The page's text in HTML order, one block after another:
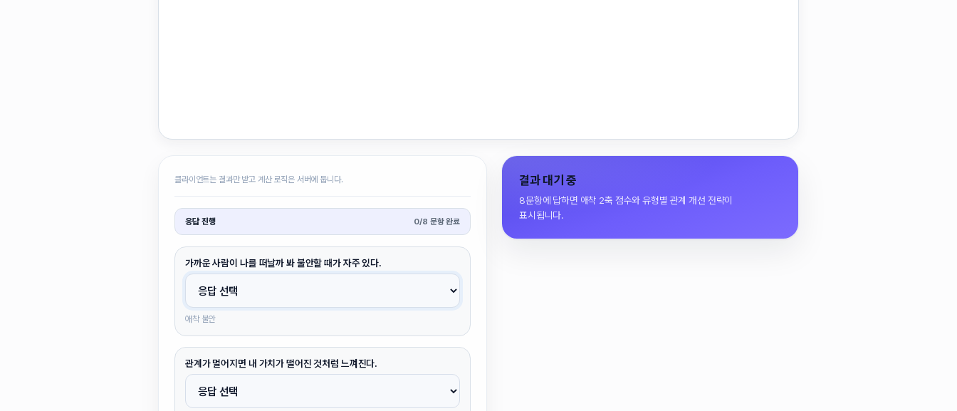
클라이언트는 결과만 받고 계산 로직은 서버에 둡니다.
응답 진행 0/8 문항 완료
가까운 사람이 나를 떠날까 봐 불안할 때가 자주 있다.
애착 불안
관계가 멀어지면 내 가치가 떨어진 것처럼 느껴진다.
결과 대기 중
8문항에 답하면 애착 2축 점수와 유형별 관계 개선 전략이
표시됩니다.